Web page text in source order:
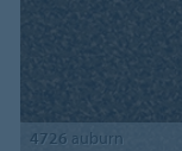
4726 auburn